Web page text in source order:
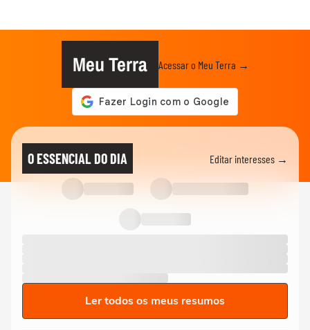
Meu Terra Acessar o Meu Terra →
O ESSENCIAL DO DIA Editar interesses →
Ler todos os meus resumos